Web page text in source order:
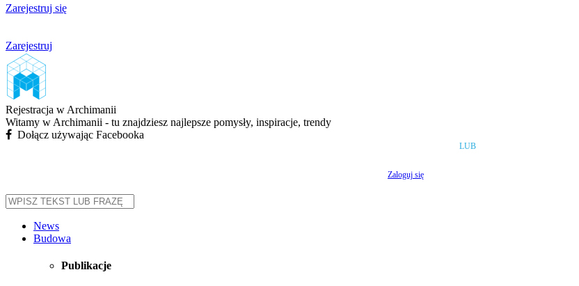
Zarejestruj się
Zarejestruj
Rejestracja w Archimanii
Witamy w Archimanii - tu znajdziesz najlepsze pomysły, inspiracje, trendy
Dołącz używając Facebooka
LUB
Zaloguj się
News
Budowa
Publikacje